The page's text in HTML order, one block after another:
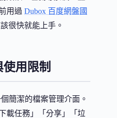
用過 Dubox 百度網盤國
很快就能上手。
用限制
簡潔的檔案管理介面。
載任務」「分享」「垃